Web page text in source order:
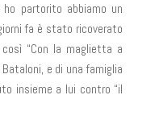
partorito abbiamo un
fa è stato ricoverato
“Con la maglietta a
e di una famiglia
insieme a lui contro “il